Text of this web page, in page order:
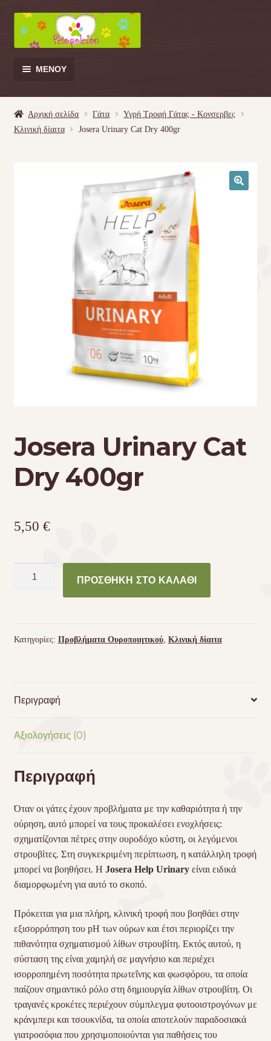
Απευθείας
μετάβαση
στην
πλοήγηση
Μετάβαση
σε
περιεχόμενο
ΜΕΝΟΎ
Τσάντες μεταφοράς
Επικοινωνία
Φροντίδα – Είδη Υγιεινής
Αρχική σελίδα Γάτα
Υγρή Τροφή Γάτας - Kονσερβες
Κλινική δίαιτα
Josera Urinary Cat Dry 400gr
Josera Urinary Cat
Dry 400gr
5,50 €
ποσότητα
ΠΡΟΣΘΉΚΗ ΣΤΟ ΚΑΛΆΘΙ
Κατηγορίες: Προβλήματα Ουροποιητικού, Κλινική δίαιτα
Περιγραφή
Αξιολογήσεις (0)
Περιγραφή
Όταν οι γάτες έχουν προβλήματα με την καθαριότητα ή την
ούρηση, αυτό μπορεί να τους προκαλέσει ενοχλήσεις:
σχηματίζονται πέτρες στην ουροδόχο κύστη, οι λεγόμενοι
στρουβίτες. Στη συγκεκριμένη περίπτωση, η κατάλληλη τροφή
μπορεί να βοηθήσει. Η Josera Help Urinaryείναι ειδικά
διαμορφωμένη για αυτό το σκοπό.
Πρόκειται για μια πλήρη, κλινική τροφή που βοηθάει στην
εξισορρόπηση του pH των ούρων και έτσι περιορίζει την
πιθανότητα σχηματισμού λίθων στρουβίτη. Εκτός αυτού, η
σύσταση της είναι χαμηλή σε μαγνήσιο και περιέχει
ισορροπημένη ποσότητα πρωτεΐνης και φωσφόρου, τα οποία
παίζουν σημαντικό ρόλο στη δημιουργία λίθων στρουβίτη. Οι
τραγανές κροκέτες περιέχουν σύμπλεγμα φυτοοιστρογόνων με
κράνμπερι και τσουκνίδα, τα οποία αποτελούν παραδοσιακά
γιατροσόφια που χρησιμοποιούνται για παθήσεις του